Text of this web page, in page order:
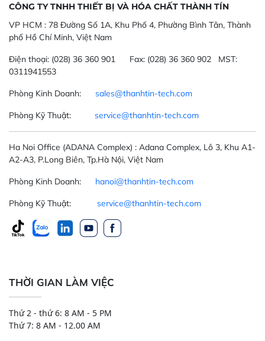
CÔNG TY TNHH THIẾT BỊ VÀ HÓA CHẤT THÀNH TÍN
VP HCM : 78 Đường Số 1A, Khu Phố 4, Phường Bình Tân, Thành
phố Hồ Chí Minh, Việt Nam
Điện thoại: (028) 36 360 901 Fax: (028) 36 360 902 MST:
0311941553
Phòng Kinh Doanh: sales@thanhtin-tech.com
Phòng Kỹ Thuật: service@thanhtin-tech.com
Ha Noi Office (ADANA Complex) : Adana Complex, Lô 3, Khu A1-
A2-A3, P.Long Biên, Tp.Hà Nội, Việt Nam
Phòng Kinh Doanh: hanoi@thanhtin-tech.com
Phòng Kỹ Thuật: service@thanhtin-tech.com
THỜI GIAN LÀM VIỆC
Thứ 2 - thứ 6: 8 AM - 5 PM
Thứ 7: 8 AM - 12.00 AM